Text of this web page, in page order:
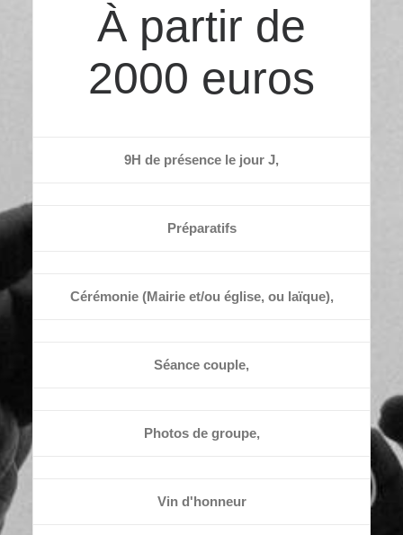
À partir de
2000 euros
9H de présence le jour J,
Préparatifs
Cérémonie (Mairie et/ou église, ou laïque),
Séance couple,
Photos de groupe,
Vin d'honneur